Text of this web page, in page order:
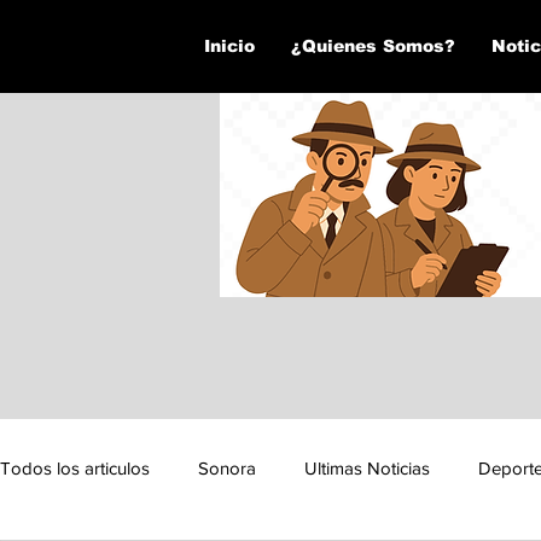
Inicio ¿Quienes Somos?
Todos los articulos Sonora Ultimas Noticias